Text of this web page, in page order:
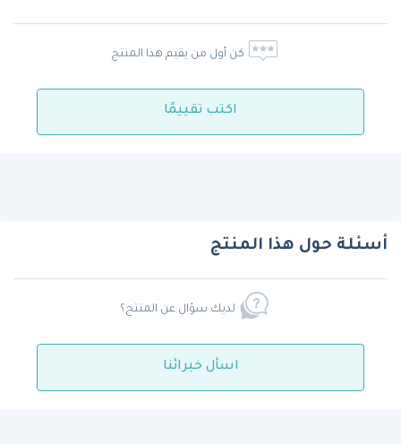
كن أول من يقيم هذا المنتج
اكتب تقييمًا
أسئلة حول هذا المنتج
لديك سؤال عن المنتج؟
اسأل خبرائنا